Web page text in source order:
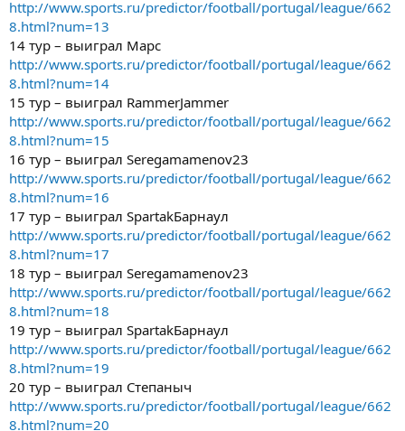
http://www.sports.ru/predictor/football/portugal/league/662
8.html?num=13
14 тур – выиграл Марс
http://www.sports.ru/predictor/football/portugal/league/662
8.html?num=14
15 тур – выиграл RammerJammer
http://www.sports.ru/predictor/football/portugal/league/662
8.html?num=15
16 тур – выиграл Seregamamenov23
http://www.sports.ru/predictor/football/portugal/league/662
8.html?num=16
17 тур – выиграл SpartakБарнаул
http://www.sports.ru/predictor/football/portugal/league/662
8.html?num=17
18 тур – выиграл Seregamamenov23
http://www.sports.ru/predictor/football/portugal/league/662
8.html?num=18
19 тур – выиграл SpartakБарнаул
http://www.sports.ru/predictor/football/portugal/league/662
8.html?num=19
20 тур – выиграл Степаныч
http://www.sports.ru/predictor/football/portugal/league/662
8.html?num=20